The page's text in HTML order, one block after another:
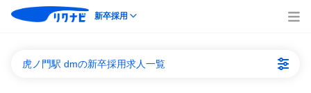
新卒採用
虎ノ門駅 dmの新卒採用求人一覧